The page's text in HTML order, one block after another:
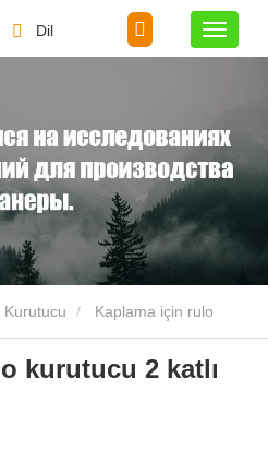
Dil
Kurutucu
kurutucu 2 katlı